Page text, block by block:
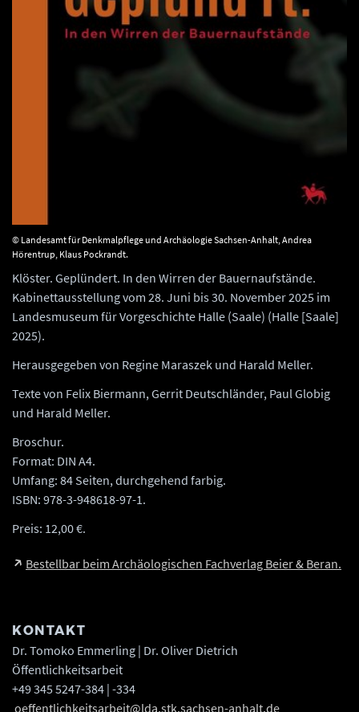
© Landesamt für Denkmalpflege und Archäologie Sachsen-Anhalt, Andrea
Hörentrup, Klaus Pockrandt.
Klöster. Geplündert. In den Wirren der Bauernaufstände.
Kabinettausstellung vom 28. Juni bis 30. November 2025 im
Landesmuseum für Vorgeschichte Halle (Saale) (Halle [Saale]
2025).
Herausgegeben von Regine Maraszek und Harald Meller.
Texte von Felix Biermann, Gerrit Deutschländer, Paul Globig
und Harald Meller.
Broschur.
Format: DIN A4.
Umfang: 84 Seiten, durchgehend farbig.
ISBN: 978-3-948618-97-1.
Preis: 12,00 €.
Bestellbar beim Archäologischen Fachverlag Beier & Beran.
KONTAKT
Dr. Tomoko Emmerling | Dr. Oliver Dietrich
Öffentlichkeitsarbeit
+49 345 5247-384 | -334
oeffentlichkeitsarbeit@lda.stk.sachsen-anhalt.de